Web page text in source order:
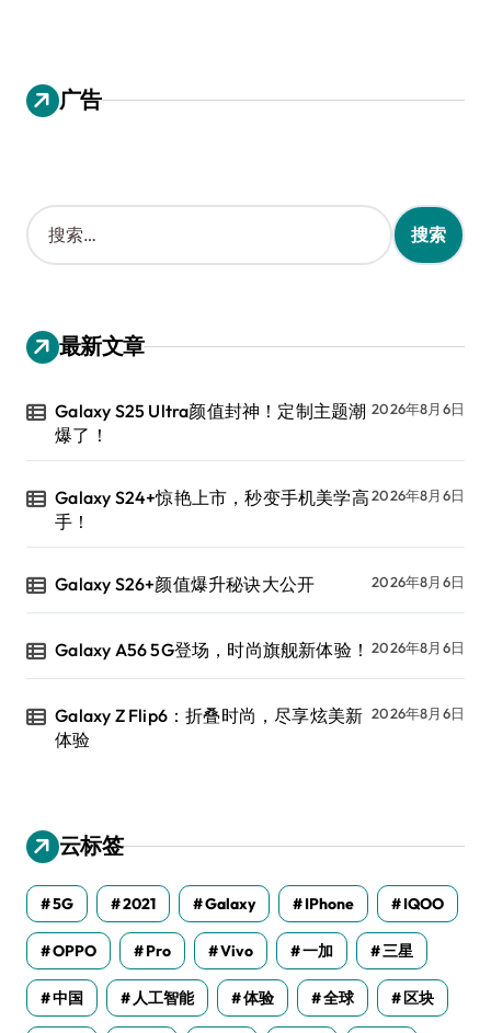
广告
搜
索
：
最新文章
Galaxy S25 Ultra颜值封神！定制主题潮
爆了！
2026年8月6日
Galaxy S24+惊艳上市，秒变手机美学高
手！
2026年8月6日
Galaxy S26+颜值爆升秘诀大公开 2026年8月6日
Galaxy A56 5G登场，时尚旗舰新体验！ 2026年8月6日
Galaxy Z Flip6：折叠时尚，尽享炫美新
体验
2026年8月6日
云标签
5G 2021 Galaxy IPhone IQOO
OPPO Pro Vivo 一加 三星
中国 人工智能 体验 全球 区块